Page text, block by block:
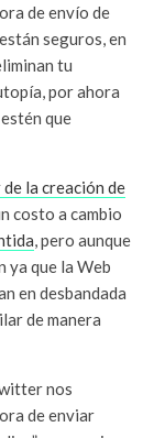
de envío de
seguros, en
tu
por ahora
que
la creación de
costo a cambio
, pero aunque
ya que la Web
en desbandada
de manera
nos
de enviar